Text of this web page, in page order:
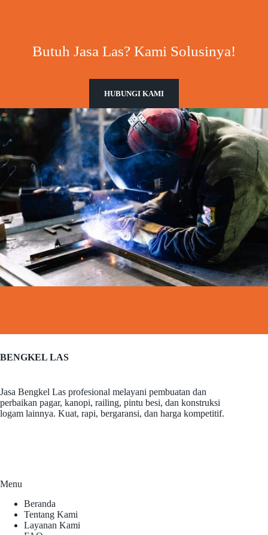
Butuh Jasa Las? Kami Solusinya!
HUBUNGI KAMI
BENGKEL LAS
Jasa Bengkel Las profesional melayani pembuatan dan
perbaikan pagar, kanopi, railing, pintu besi, dan konstruksi
logam lainnya. Kuat, rapi, bergaransi, dan harga kompetitif.
Menu
Beranda
Tentang Kami
Layanan Kami